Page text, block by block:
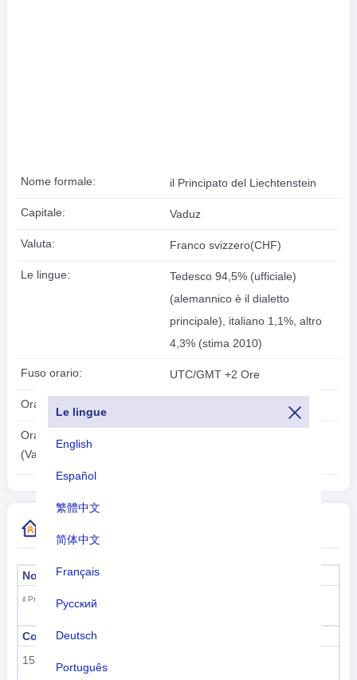
Le lingue
English
Español
繁體中文
简体中文
Français
Русский
Deutsch
Português
Nome formale: il Principato del Liechtenstein
Capitale: Vaduz
Valuta: Franco svizzero(CHF)
Le lingue:
Tedesco 94,5% (ufficiale)
(alemannico è il dialetto
principale), italiano 1,1%, altro
4,3% (stima 2010)
Fuso orario: UTC/GMT +2 Ore
Ora legale:
Ora locale:
(Vaduz)
Nome formale
il Principato del Liechtenstein
Codice della sottoregione
155